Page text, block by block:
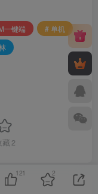
一键端
# 单机
藏 2
121 2